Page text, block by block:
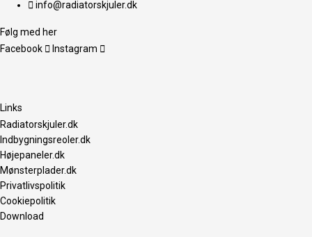
info@radiatorskjuler.dk
Følg med her
Facebook
Instagram
Links
Radiatorskjuler.dk
Indbygningsreoler.dk
Højepaneler.dk
Mønsterplader.dk
Privatlivspolitik
Cookiepolitik
Download